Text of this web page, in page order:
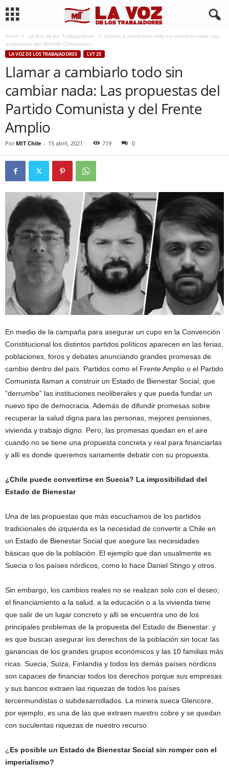
Inicio La Voz de los Trabajadores
Llamar a cambiarlo todo sin cambiar nada: Las
propuestas del Partido Comunista...
LA VOZ DE LOS TRABAJADORES LVT 25
Llamar a cambiarlo todo sin
cambiar nada: Las propuestas del
Partido Comunista y del Frente
Amplio
Por MIT Chile - 15 abril, 2021 719 0
En medio de la campaña para asegurar un cupo en la Convención
Constitucional los distintos partidos políticos aparecen en las ferias,
poblaciones, foros y debates anunciando grandes promesas de
cambio dentro del país. Partidos como el Frente Amplio o el Partido
Comunista llaman a construir un Estado de Bienestar Social, que
“derrumbe” las instituciones neoliberales y que pueda fundar un
nuevo tipo de democracia. Además de difundir promesas sobre
recuperar la salud digna para las personas, mejores pensiones,
vivienda y trabajo digno. Pero, las promesas quedan en el aire
cuando no se tiene una propuesta concreta y real para financiarlas
y allí es donde queremos sanamente debatir con su propuesta.
¿Chile puede convertirse en Suecia? La imposibilidad del
Estado de Bienestar
Una de las propuestas que más escuchamos de los partidos
tradicionales de izquierda es la necesidad de convertir a Chile en
un Estado de Bienestar Social que asegure las necesidades
básicas que de la población. El ejemplo que dan usualmente es
Suecia o los países nórdicos, como lo hace Daniel Stingo y otros.
Sin embargo, los cambios reales no se realizan solo con el deseo;
el financiamiento a la salud, a la educación o a la vivienda tiene
que salir de un lugar concreto y allí se encuentra uno de los
principales problemas de la propuesta del Estado de Bienestar: y
es que buscan asegurar los derechos de la población sin tocar las
ganancias de los grandes grupos económicos y las 10 familias más
ricas. Suecia, Suiza, Finlandia y todos los demás países nórdicos
son capaces de financiar todos los derechos porque sus empresas
y sus bancos extraen las riquezas de todos los países
tercermundistas o subdesarrollados. La minera sueca Glencore,
por ejemplo, es una de las que extraen nuestro cobre y se quedan
con suculentas riquezas de nuestro recurso.
¿Es posible un Estado de Bienestar Social sin romper con el
imperialismo?